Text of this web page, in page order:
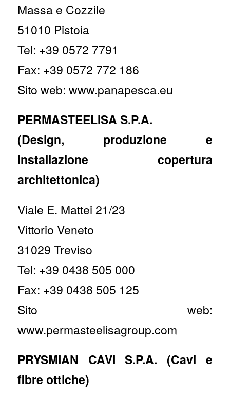
Massa e Cozzile
51010 Pistoia
Tel: +39 0572 7791
Fax: +39 0572 772 186
Sito web: www.panapesca.eu
PERMASTEELISA S.P.A.
(Design, produzione e
installazione copertura
architettonica)
Viale E. Mattei 21/23
Vittorio Veneto
31029 Treviso
Tel: +39 0438 505 000
Fax: +39 0438 505 125
Sito web:
www.permasteelisagroup.com
PRYSMIAN CAVI S.P.A. (Cavi e
fibre ottiche)